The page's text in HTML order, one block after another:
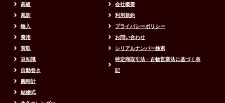
高級
風防
輸入
費用
買取
豆知識
自動巻き
腕時計
結婚式
会社概要
利用規約
プライバシーポリシー
お問い合わせ
シリアルナンバー検索
特定商取引法・古物営業法に基づく表
記